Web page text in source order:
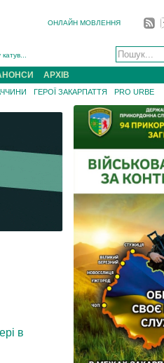
ОНЛАЙН МОВЛЕННЯ
Йор�...
роки �...
gree...
АРХІВ
ГЕРОЇ ЗАКАРПАТТЯ PRO URBE
в